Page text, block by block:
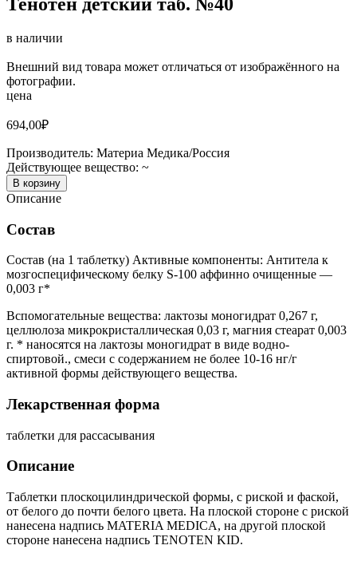
в наличии
Внешний вид товара может отличаться от изображённого на
фотографии.
цена
694,00₽
Производитель: Материа Медика/Россия
Действующее вещество: ~
В корзину
Описание
Состав
Состав (на 1 таблетку) Активные компоненты: Антитела к
мозгоспецифическому белку S-100 аффинно очищенные —
0,003 г*
Вспомогательные вещества: лактозы моногидрат 0,267 г,
целлюлоза микрокристаллическая 0,03 г, магния стеарат 0,003
г. * наносятся на лактозы моногидрат в виде водно-
спиртовой., смеси с содержанием не более 10-16 нг/г
активной формы действующего вещества.
Лекарственная форма
таблетки для рассасывания
Описание
Таблетки плоскоцилиндрической формы, с риской и фаской,
от белого до почти белого цвета. На плоской стороне с риской
нанесена надпись MATERIA MEDICA, на другой плоской
стороне нанесена надпись TENOTEN KID.